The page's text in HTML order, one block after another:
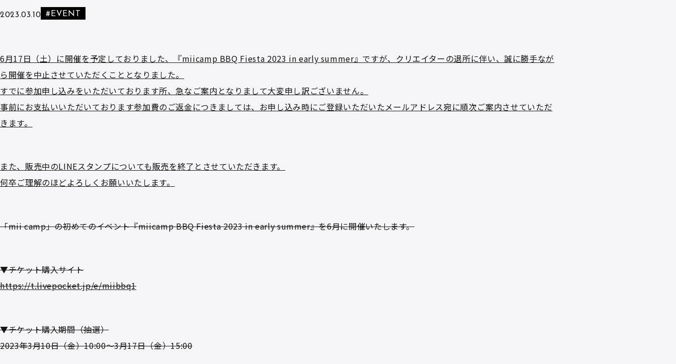
2023.03.10 #EVENT
6月17日（土）に開催を予定しておりました、『miicamp BBQ Fiesta 2023 in early summer』ですが、クリエイターの退所に伴い、誠に勝手なが
ら開催を中止させていただくこととなりました。
すでに参加申し込みをいただいております所、急なご案内となりまして大変申し訳ございません。
事前にお支払いいただいております参加費のご返金につきましては、お申し込み時にご登録いただいたメールアドレス宛に順次ご案内させていただ
きます。
また、販売中のLINEスタンプについても販売を終了とさせていただきます。
何卒ご理解のほどよろしくお願いいたします。
「mii camp」の初めてのイベント『miicamp BBQ Fiesta 2023 in early summer』を6月に開催いたします。
▼チケット購入サイト
https://t.livepocket.jp/e/miibbq1
▼チケット購入期間（抽選）
2023年3月10日（金）10:00～3月17日（金）15:00